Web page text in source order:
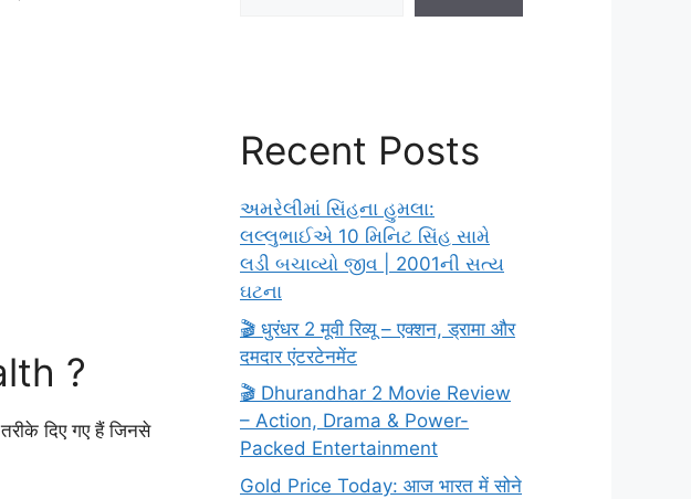
?
दिए गए हैं जिनसे
Recent Posts
અમરેલીમાં સિંહના હુમલા:
લલ્લુભાઈએ 10 મિનિટ સિંહ સામે
લડી બચાવ્યો જીવ | 2001ની સત્ય
ઘટના
🎬 धुरंधर 2 मूवी रिव्यू – एक्शन, ड्रामा और
दमदार एंटरटेनमेंट
🎬 Dhurandhar 2 Movie Review
– Action, Drama & Power-
Packed Entertainment
Gold Price Today: आज भारत में सोने